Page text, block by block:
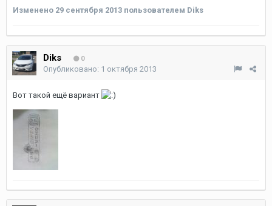
Изменено 29 сентября 2013 пользователем Diks
Diks 0
Опубликовано: 1 октября 2013
Вот такой ещё вариант